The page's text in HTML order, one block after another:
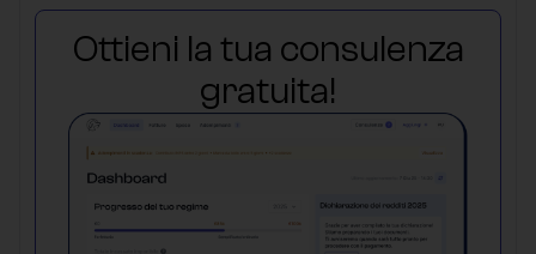
Ottieni la tua consulenza
gratuita!